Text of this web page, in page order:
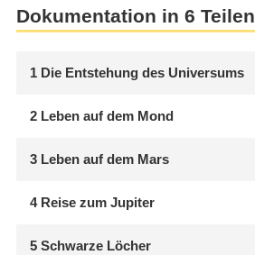
Dokumentation in 6 Teilen
1 Die Entstehung des Universums
2 Leben auf dem Mond
3 Leben auf dem Mars
4 Reise zum Jupiter
5 Schwarze Löcher